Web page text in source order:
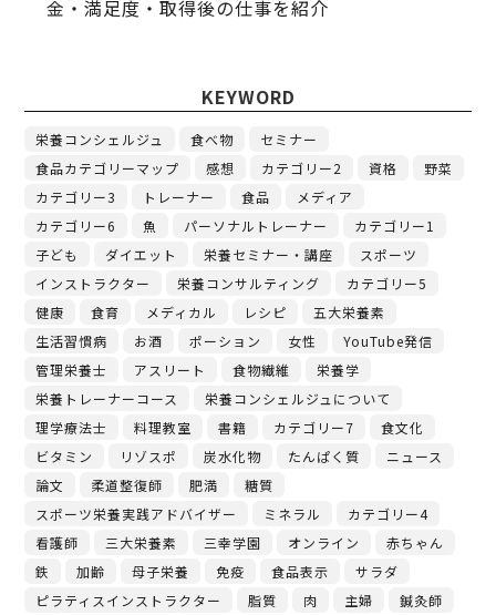
金・満足度・取得後の仕事を紹介
KEYWORD
栄養コンシェルジュ 食べ物
セミナー
食品カテゴリーマップ
感想 カテゴリー2 資格
野菜
カテゴリー3
トレーナー 食品
メディア
カテゴリー6
魚 パーソナルトレーナー
カテゴリー1
子ども
ダイエット 栄養セミナー・講座
スポーツ
インストラクター
栄養コンサルティング
カテゴリー5
健康
食育 メディカル レシピ
五大栄養素
生活習慣病
お酒 ポーション 女性
YouTube発信
管理栄養士
アスリート 食物繊維
栄養学
栄養トレーナーコース
栄養コンシェルジュについて
理学療法士
料理教室 書籍 カテゴリー7
食文化
ビタミン
リゾスポ 炭水化物 たんぱく質
ニュース
論文
柔道整復師 肥満
糖質
スポーツ栄養実践アドバイザー
ミネラル
カテゴリー4
看護師
三大栄養素 三幸学園 オンライン
赤ちゃん
鉄
加齢 母子栄養 免疫 食品表示
サラダ
ピラティスインストラクター
脂質 肉 主婦
鍼灸師